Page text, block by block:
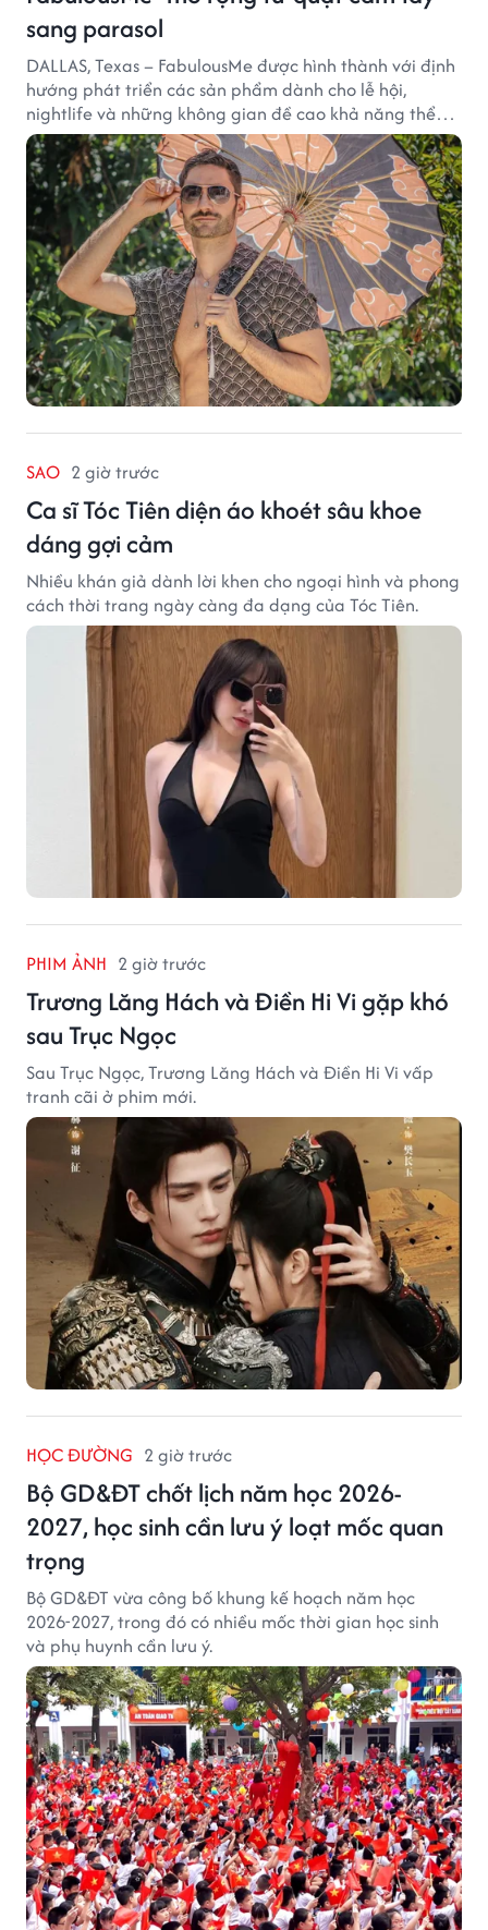
sang parasol
DALLAS, Texas – FabulousMe được hình thành với định
hướng phát triển các sản phẩm dành cho lễ hội,
nightlife và những không gian đề cao khả năng thể
hiện bản thân. Trong quá trình xây dựng thương hiệu,
quạt cầm tay trở thành dòng sản phẩm tạo được
thành công ban đầu, giúp FabulousMe từng bước mở
rộng mức độ hiện diện trên thị trường.
SAO 2 giờ trước
Ca sĩ Tóc Tiên diện áo khoét sâu khoe
dáng gợi cảm
Nhiều khán giả dành lời khen cho ngoại hình và phong
cách thời trang ngày càng đa dạng của Tóc Tiên.
PHIM ẢNH 2 giờ trước
Trương Lăng Hách và Điền Hi Vi gặp khó
sau Trục Ngọc
Sau Trục Ngọc, Trương Lăng Hách và Điền Hi Vi vấp
tranh cãi ở phim mới.
HỌC ĐƯỜNG 2 giờ trước
Bộ GD&ĐT chốt lịch năm học 2026-
2027, học sinh cần lưu ý loạt mốc quan
trọng
Bộ GD&ĐT vừa công bố khung kế hoạch năm học
2026-2027, trong đó có nhiều mốc thời gian học sinh
và phụ huynh cần lưu ý.